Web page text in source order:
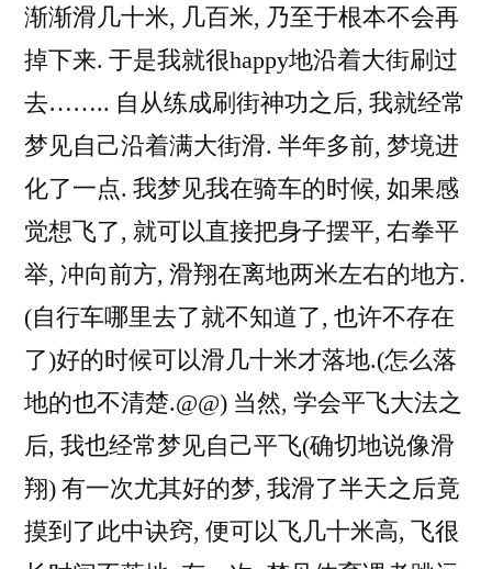
渐渐滑几十米, 几百米, 乃至于根本不会再
掉下来. 于是我就很happy地沿着大街刷过
去…….. 自从练成刷街神功之后, 我就经常
梦见自己沿着满大街滑. 半年多前, 梦境进
化了一点. 我梦见我在骑车的时候, 如果感
觉想飞了, 就可以直接把身子摆平, 右拳平
举, 冲向前方, 滑翔在离地两米左右的地方.
(自行车哪里去了就不知道了, 也许不存在
了)好的时候可以滑几十米才落地.(怎么落
地的也不清楚.@@) 当然, 学会平飞大法之
后, 我也经常梦见自己平飞(确切地说像滑
翔) 有一次尤其好的梦, 我滑了半天之后竟
摸到了此中诀窍, 便可以飞几十米高, 飞很